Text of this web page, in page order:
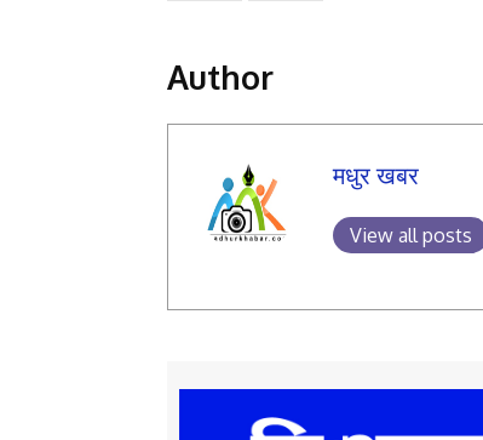
Author
मधुर खबर
View all posts